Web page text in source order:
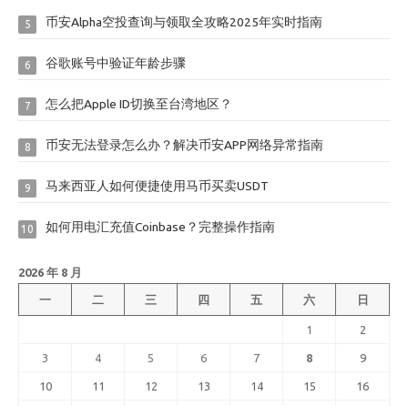
5 币安Alpha空投查询与领取全攻略2025年实时指南
6 谷歌账号中验证年龄步骤
7 怎么把Apple ID切换至台湾地区？
8 币安无法登录怎么办？解决币安APP网络异常指南
9 马来西亚人如何便捷使用马币买卖USDT
10 如何用电汇充值Coinbase？完整操作指南
2026 年 8 月
一 二 三 四 五 六 日
1 2
3 4 5 6 7 8 9
10 11 12 13 14 15 16